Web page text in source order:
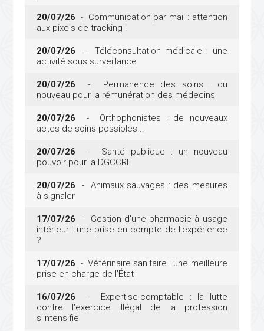
20/07/26 - Communication par mail : attention
aux pixels de tracking !
20/07/26 - Téléconsultation médicale : une
activité sous surveillance
20/07/26 - Permanence des soins : du
nouveau pour la rémunération des médecins
20/07/26 - Orthophonistes : de nouveaux
actes de soins possibles...
20/07/26 - Santé publique : un nouveau
pouvoir pour la DGCCRF
20/07/26 - Animaux sauvages : des mesures
à signaler
17/07/26 - Gestion d'une pharmacie à usage
intérieur : une prise en compte de l'expérience
?
17/07/26 - Vétérinaire sanitaire : une meilleure
prise en charge de l'État
16/07/26 - Expertise-comptable : la lutte
contre l'exercice illégal de la profession
s'intensifie